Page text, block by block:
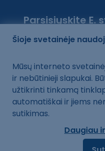
Parsisiųskite E.
Šioje svetainėje
Mūsų interneto
ir nebūtinieji slapukai.
užtikrinti tinkamą
automatiškai ir jiems
sutikimas.
Daugiau